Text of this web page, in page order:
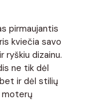
pirmaujantis
kviečia savo
ryškiu dizainu.
ne tik dėl
ir dėl stilių
moterų